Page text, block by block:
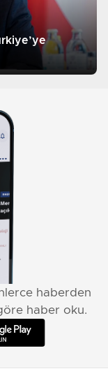
haberden
haber oku.